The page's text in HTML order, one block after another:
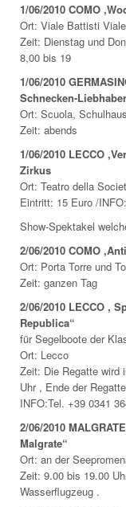
1/06/2010 COMO
Ort: Viale Battisti
Zeit: Dienstag und
8,00 bis 19
1/06/2010
Schnecken-
Ort: Scuola,
Zeit: abends
1/06/2010 LECCO
Zirkus
Ort: Teatro della
Eintritt: 15 Euro /
Show-Spektakel
2/06/2010 COMO
Ort: Porta Torre und
Zeit: ganzen Tag
2/06/2010 LECCO ,
Republica“
für Segelboote der
Ort: Lecco
Zeit: Die Regatte wird
Uhr , Ende der
INFO:Tel. +39 0341
2/06/2010
Malgrate“
Ort: an der
Zeit: 9.00 bis 19.00
Wasserflugzeug .